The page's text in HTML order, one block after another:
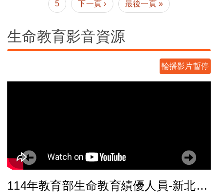
5 下一頁 › 最後一頁 »
生命教育影音資源
輪播影片暫停
114年教育部生命教育績優人員-新北市新莊區中信國民小學鄭媛元輔導教師